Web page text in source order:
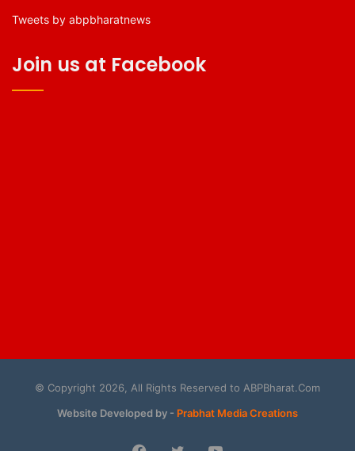
Tweets by abpbharatnews
Join us at Facebook
© Copyright 2026, All Rights Reserved to ABPBharat.Com
Website Developed by - Prabhat Media Creations